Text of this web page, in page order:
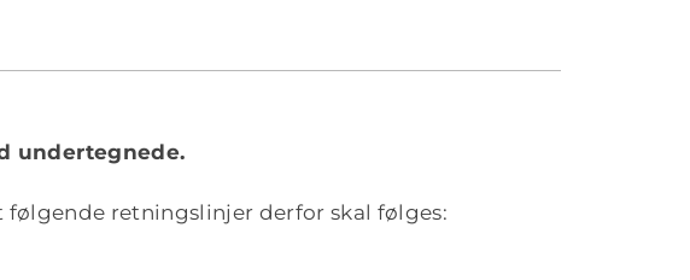
undertegnede.
retningslinjer derfor skal følges: